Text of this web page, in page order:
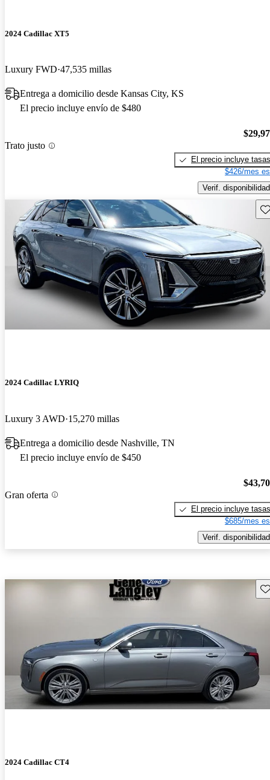
2024 Cadillac XT5
Luxury FWD 47,535 millas
Entrega a domicilio desde Kansas City, KS
El precio incluye envío de $480
Trato justo
El precio incluye tasas
$426/mes
Verif. disponibilidad
2024 Cadillac LYRIQ
Luxury 3 AWD 15,270 millas
Entrega a domicilio desde Nashville, TN
El precio incluye envío de $450
Gran oferta
El precio incluye tasas
$685/mes
Verif. disponibilidad
2024 Cadillac CT4